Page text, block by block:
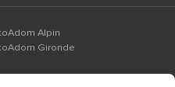
Alpin
Gironde
Ile de